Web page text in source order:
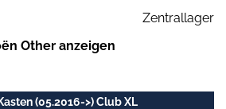
Zentrallager
Other anzeigen
(05.2016->) Club XL